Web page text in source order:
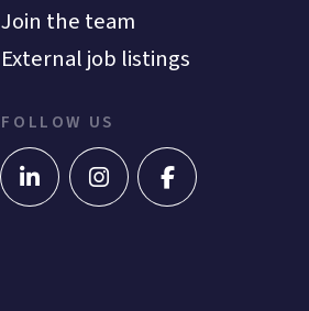
Join the team
External job listings
FOLLOW US